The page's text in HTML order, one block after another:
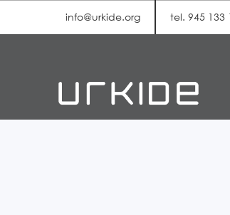
info@urkide.org tel. 945 133